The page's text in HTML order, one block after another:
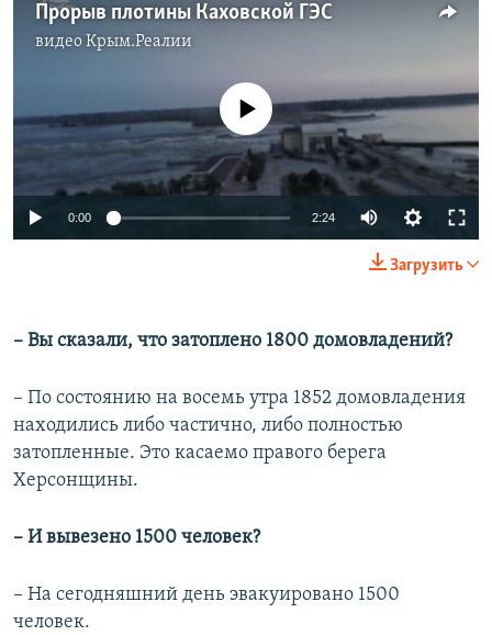
Прорыв плотины Каховской ГЭС
видеоКрым.Реалии
No media source currently available
0:00 2:24
240p
1080p
Загрузить
– Вы сказали, что затоплено 1800 домовладений?
– По состоянию на восемь утра 1852 домовладения
находились либо частично, либо полностью
затопленные. Это касаемо правого берега
Херсонщины.
– И вывезено 1500 человек?
– На сегодняшний день эвакуировано 1500
человек.